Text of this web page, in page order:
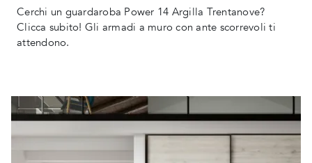
Cerchi un guardaroba Power 14 Argilla Trentanove?
Clicca subito! Gli armadi a muro con ante scorrevoli ti
attendono.